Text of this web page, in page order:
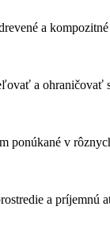
a
a
v
a